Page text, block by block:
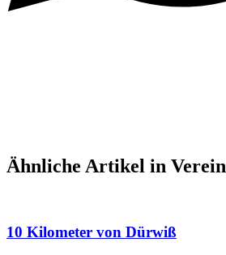
Ähnliche Artikel in Verein
10 Kilometer von Dürwiß